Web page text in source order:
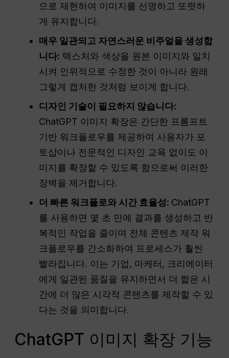
으로 재현하여 이미지를 선명하고 또렷하
게 유지합니다.
매우 일관되고 자연스러운 비주얼을 생성합
니다: 텍스처와 색상을 원본 이미지와 일치
시켜 인위적으로 수정한 것이 아니라 원래
그렇게 캡처한 것처럼 보이게 합니다.
디자인 기술이 필요하지 않습니다:
ChatGPT 이미지 확장은 간단한 프롬프트
기반 워크플로우를 제공하여 사용자가 포
토샵이나 전문적인 디자인 교육 없이도 이
미지를 확장할 수 있도록 함으로써 이러한
장벽을 제거합니다.
더 빠른 워크플로와 시간 효율성: ChatGPT
를 사용하면 몇 초 만에 결과를 생성하고 반
복적인 작업을 줄이며 전체 콘텐츠 제작 워
크플로우를 간소화하여 프로세스가 훨씬
빨라집니다. 이는 기업, 마케터, 크리에이터
에게 일관된 품질을 유지하면서 더 짧은 시
간에 더 많은 시각적 콘텐츠를 제작할 수 있
다는 것을 의미합니다.
ChatGPT 이미지 확장 기능